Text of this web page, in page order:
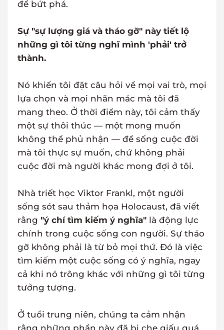
để bứt phá.
Sự "sự lượng giá và tháo gỡ" này tiết lộ
những gì tôi từng nghĩ mình 'phải' trở
thành.
Nó khiến tôi đặt câu hỏi về mọi vai trò, mọi
lựa chọn và mọi nhãn mác mà tôi đã
mang theo. Ở thời điểm này, tôi cảm thấy
một sự thôi thúc — một mong muốn
không thể phủ nhận — để sống cuộc đời
mà tôi thực sự muốn, chứ không phải
cuộc đời mà người khác mong đợi ở tôi.
Nhà triết học Viktor Frankl, một người
sống sót sau thảm họa Holocaust, đã viết
rằng "ý chí tìm kiếm ý nghĩa" là động lực
chính trong cuộc sống con người. Sự tháo
gỡ không phải là từ bỏ mọi thứ. Đó là việc
tìm kiếm một cuộc sống có ý nghĩa, ngay
cả khi nó trông khác với những gì tôi từng
tưởng tượng.
Ở tuổi trung niên, chúng ta cảm nhận